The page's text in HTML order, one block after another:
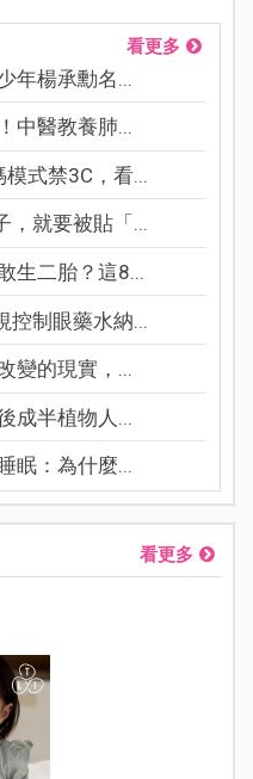
看更多
年楊承勳名...
中醫教養肺...
式禁3C，看...
，就要被貼「...
生二胎？這8...
控制眼藥水納...
變的現實，...
成半植物人...
眠：為什麼...
看更多